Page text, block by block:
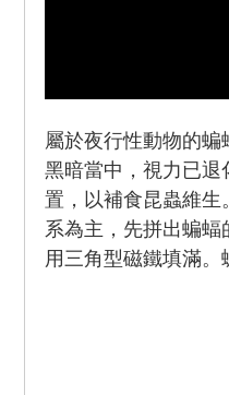
屬於夜行性動物的
黑暗當中，視力已
置，以補食昆蟲維
系為主，先拼出蝙
用三角型磁鐵填滿